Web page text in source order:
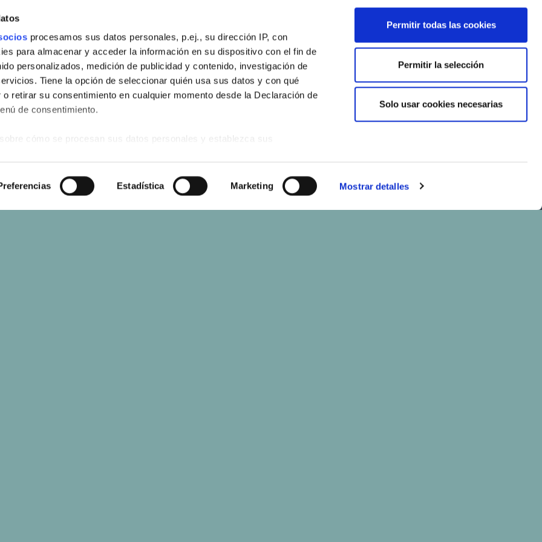
procesamos sus datos personales, p.ej., su dirección IP, con
para almacenar y acceder la información en su dispositivo con el fin de
personalizados, medición de publicidad y contenido, investigación de
Tiene la opción de seleccionar quién usa sus datos y con qué
retirar su consentimiento en cualquier momento desde la Declaración de
de consentimiento.
cómo se procesan sus datos personales y establezca sus
se usan para personalizar el contenido y los anuncios, ofrecer funciones
el tráfico. Además, compartimos información sobre el uso que haga del
Estadística Marketing Mostrar detalles
Permitir todas las cookies
Permitir la selección
Solo usar cookies necesarias